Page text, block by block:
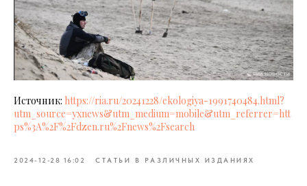
Источник: https://ria.ru/20241228/ekologiya-1991740484.html?
utm_source=yxnews&utm_medium=mobile&utm_referrer=htt
ps%3A%2F%2Fdzen.ru%2Fnews%2Fsearch
2024-12-28 16:02 СТАТЬИ В РАЗЛИЧНЫХ ИЗДАНИЯХ